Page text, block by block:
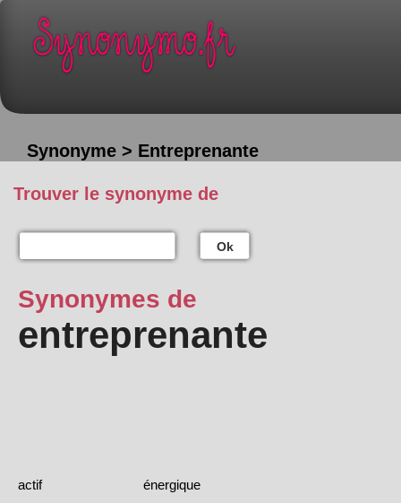
Synonyme > Entreprenante
Trouver le synonyme de
Ok
Synonymes de
entreprenante
actif
énergique